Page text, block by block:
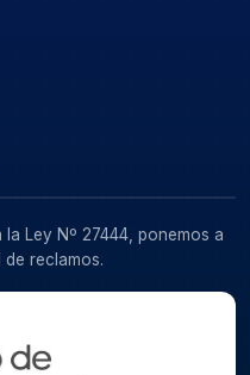
Ley Nº 27444, ponemos a
reclamos.